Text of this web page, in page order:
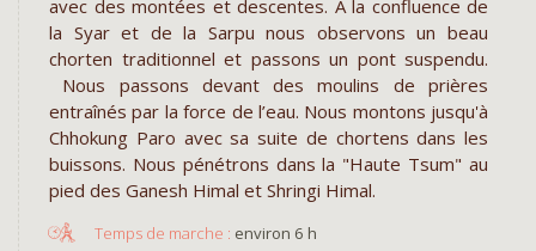
avec des montées et descentes. A la confluence de
la Syar et de la Sarpu nous observons un beau
chorten traditionnel et passons un pont suspendu.
Nous passons devant des moulins de prières
entraînés par la force de l’eau. Nous montons jusqu'à
Chhokung Paro avec sa suite de chortens dans les
buissons. Nous pénétrons dans la "Haute Tsum" au
pied des Ganesh Himal et Shringi Himal.
environ 6 h